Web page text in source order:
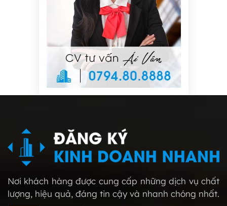
Nơi khách hàng được cung cấp những dịch vụ chất
lượng, hiệu quả, đáng tin cậy và nhanh chóng nhất.